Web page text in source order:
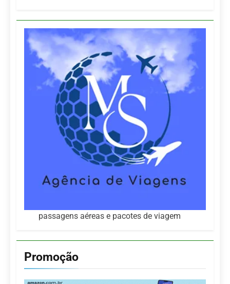
passagens aéreas e pacotes de viagem
Promoção